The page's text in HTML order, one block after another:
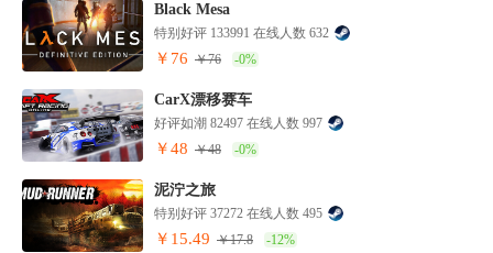
Black Mesa
特别好评 133991 在线人数 632
￥76 ￥76 -0%
CarX漂移赛车
好评如潮 82497 在线人数 997
￥48 ￥48 -0%
泥泞之旅
特别好评 37272 在线人数 495
￥15.49 ￥17.8 -12%